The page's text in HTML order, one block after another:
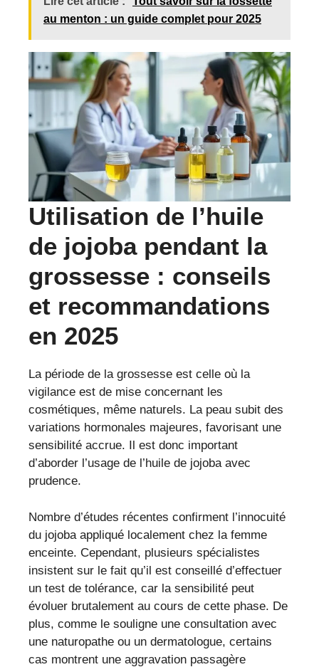
au menton : un guide complet pour 2025
Utilisation de l’huile
de jojoba pendant la
grossesse : conseils
et recommandations
en 2025
La période de la grossesse est celle où la
vigilance est de mise concernant les
cosmétiques, même naturels. La peau subit des
variations hormonales majeures, favorisant une
sensibilité accrue. Il est donc important
d’aborder l’usage de l’huile de jojoba avec
prudence.
Nombre d’études récentes confirment l’innocuité
du jojoba appliqué localement chez la femme
enceinte. Cependant, plusieurs spécialistes
insistent sur le fait qu’il est conseillé d’effectuer
un test de tolérance, car la sensibilité peut
évoluer brutalement au cours de cette phase. De
plus, comme le souligne une consultation avec
une naturopathe ou un dermatologue, certains
cas montrent une aggravation passagère